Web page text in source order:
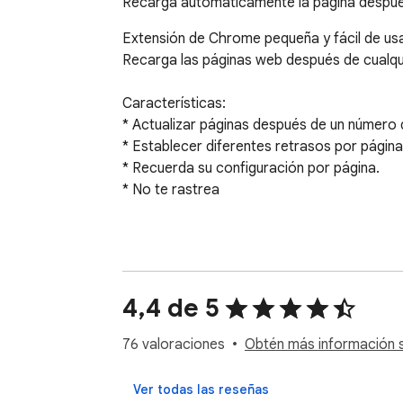
Extensión de Chrome pequeña y fácil de
Recarga las páginas web después de
Características:
* Actualizar páginas después de un
* Establecer diferentes retrasos por
* Recuerda su configuración por página.
* No te rastrea
funciona en cualquier sitio web.
Actualización automática (recarga
¿Hay momentos en los que desea que una
súper simple: solo configure el intervalo
4,4 de 5
76 valoraciones Obtén más información
Ver todas las reseñas